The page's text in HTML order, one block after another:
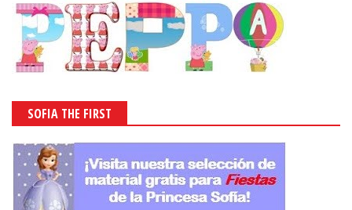
SOFIA THE FIRST